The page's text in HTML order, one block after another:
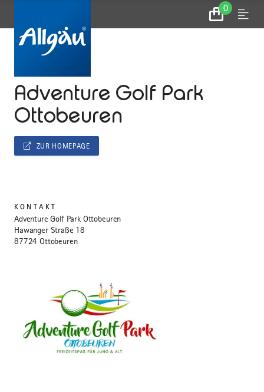
0
Zum
Warenkorb
Menu
Adventure Golf Park
Ottobeuren
ZUR HOMEPAGE
KONTAKT
Adventure Golf Park Ottobeuren
Hawanger Straße 18
87724 Ottobeuren